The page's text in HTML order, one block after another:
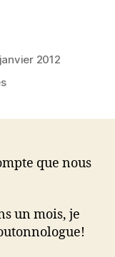
2012
sur
que nous
un mois, je